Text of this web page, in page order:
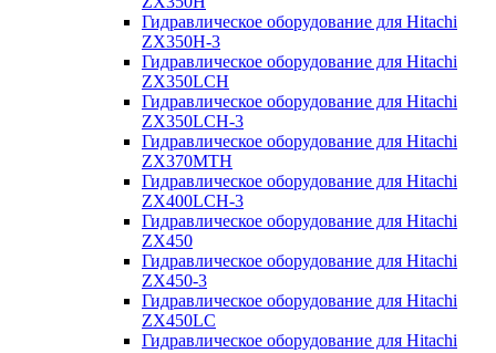
Гидравлическое оборудование для Hitachi
ZX350H-3
Гидравлическое оборудование для Hitachi
ZX350LCH
Гидравлическое оборудование для Hitachi
ZX350LCH-3
Гидравлическое оборудование для Hitachi
ZX370MTH
Гидравлическое оборудование для Hitachi
ZX400LCH-3
Гидравлическое оборудование для Hitachi
ZX450
Гидравлическое оборудование для Hitachi
ZX450-3
Гидравлическое оборудование для Hitachi
ZX450LC
Гидравлическое оборудование для Hitachi